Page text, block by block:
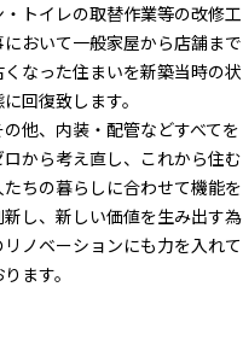
・トイレの取替作業等の改修工
において一般家屋から店舗まで
くなった住まいを新築当時の状
に回復致します。
の他、内装・配管などすべてを
ロから考え直し、これから住む
たちの暮らしに合わせて機能を
新し、新しい価値を生み出す為
リノベーションにも力を入れて
ります。